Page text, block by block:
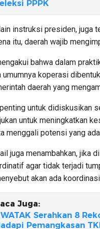
PPPK
instruksi presiden, juga
itu, daerah wajib
bahwa dalam
umumnya koperasi
daerah yang
untuk didiskusikan
untuk meningkatkan
menggali potensi yang
juga menambahkan, jika
agar tidak terjadi
akan ada
Juga:
Serahkan 8
Pemangkasan